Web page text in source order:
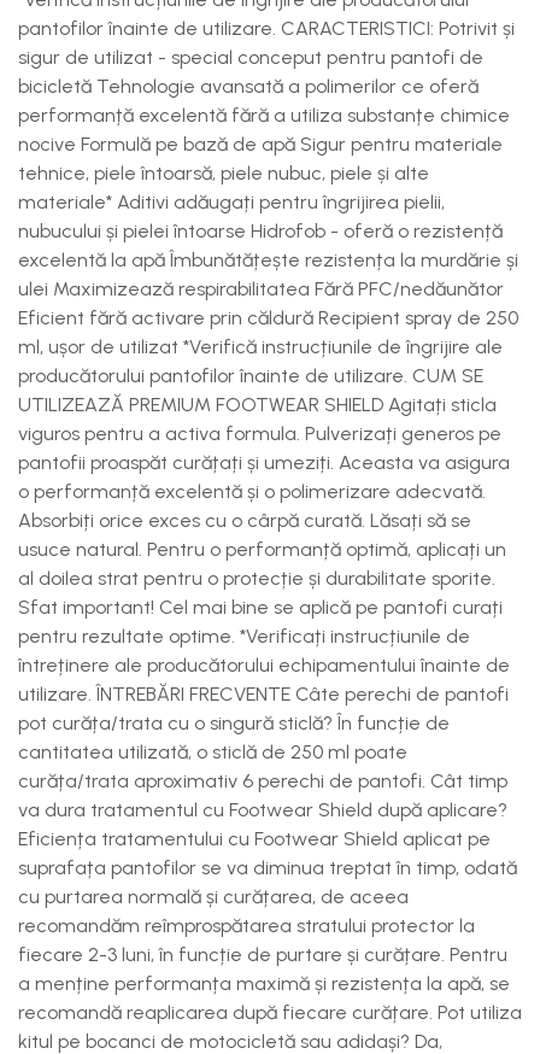
pantofilor înainte de utilizare. CARACTERISTICI: Potrivit și
sigur de utilizat - special conceput pentru pantofi de
bicicletă Tehnologie avansată a polimerilor ce oferă
performanță excelentă fără a utiliza substanțe chimice
nocive Formulă pe bază de apă Sigur pentru materiale
tehnice, piele întoarsă, piele nubuc, piele și alte
materiale* Aditivi adăugați pentru îngrijirea pielii,
nubucului și pielei întoarse Hidrofob - oferă o rezistență
excelentă la apă Îmbunătățește rezistența la murdărie și
ulei Maximizează respirabilitatea Fără PFC/nedăunător
Eficient fără activare prin căldură Recipient spray de 250
ml, ușor de utilizat *Verifică instrucțiunile de îngrijire ale
producătorului pantofilor înainte de utilizare. CUM SE
UTILIZEAZĂ PREMIUM FOOTWEAR SHIELD Agitați sticla
viguros pentru a activa formula. Pulverizați generos pe
pantofii proaspăt curățați și umeziți. Aceasta va asigura
o performanță excelentă și o polimerizare adecvată.
Absorbiți orice exces cu o cârpă curată. Lăsați să se
usuce natural. Pentru o performanță optimă, aplicați un
al doilea strat pentru o protecție și durabilitate sporite.
Sfat important! Cel mai bine se aplică pe pantofi curați
pentru rezultate optime. *Verificați instrucțiunile de
întreținere ale producătorului echipamentului înainte de
utilizare. ÎNTREBĂRI FRECVENTE Câte perechi de pantofi
pot curăța/trata cu o singură sticlă? În funcție de
cantitatea utilizată, o sticlă de 250 ml poate
curăța/trata aproximativ 6 perechi de pantofi. Cât timp
va dura tratamentul cu Footwear Shield după aplicare?
Eficiența tratamentului cu Footwear Shield aplicat pe
suprafața pantofilor se va diminua treptat în timp, odată
cu purtarea normală și curățarea, de aceea
recomandăm reîmprospătarea stratului protector la
fiecare 2-3 luni, în funcție de purtare și curățare. Pentru
a menține performanța maximă și rezistența la apă, se
recomandă reaplicarea după fiecare curățare. Pot utiliza
kitul pe bocanci de motocicletă sau adidași? Da,